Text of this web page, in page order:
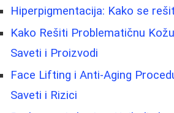
Hiperpigmentacija: Kako se
Kako Rešiti Problematičnu
Saveti i Proizvodi
Face Lifting i Anti-Aging
Saveti i Rizici